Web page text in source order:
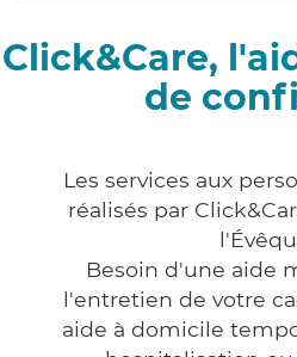
Click&Care,
de
Les services aux
réalisés par
Besoin d'une aide
l'entretien de votre
aide à domicile